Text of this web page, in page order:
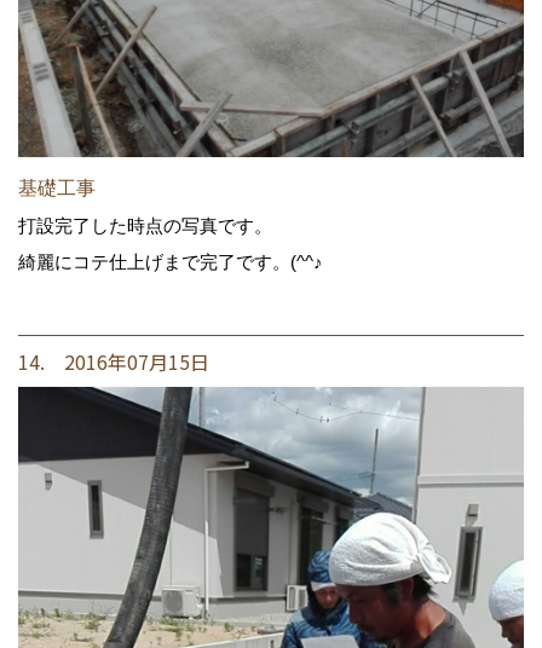
基礎工事
打設完了した時点の写真です。
綺麗にコテ仕上げまで完了です。(^^♪
14. 2016年07月15日